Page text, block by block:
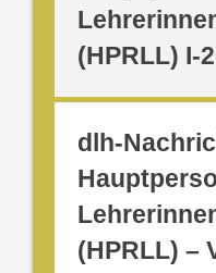
(HPRLL) I-
dlh-
(HPRLL) –